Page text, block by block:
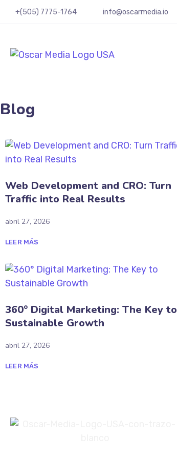
+(505) 7775-1764 info@oscarmedia.io
Blog
Web Development and CRO: Turn
Traffic into Real Results
abril 27, 2026
LEER MÁS
360° Digital Marketing: The Key to
Sustainable Growth
abril 27, 2026
LEER MÁS